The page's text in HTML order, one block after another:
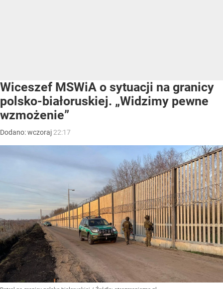
Wiceszef MSWiA o sytuacji na granicy
polsko-białoruskiej. „Widzimy pewne
wzmożenie”
Dodano:wczoraj 22:17